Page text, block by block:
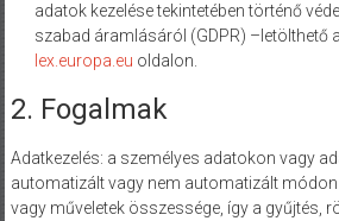
adatok kezelése tekintetében történő
szabad áramlásáról (GDPR) –letölthető a
lex.europa.eu oldalon.
2. Fogalmak
Adatkezelés: a személyes adatokon vagy
automatizált vagy nem automatizált
vagy műveletek összessége, így a gyűjtés,